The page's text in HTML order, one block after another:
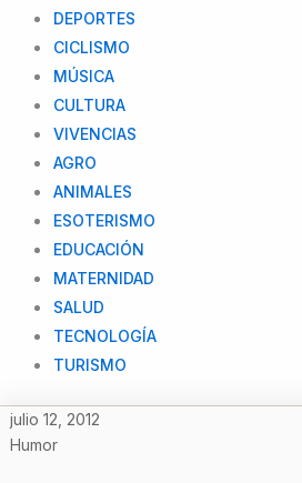
DEPORTES
CICLISMO
MÚSICA
CULTURA
VIVENCIAS
AGRO
ANIMALES
ESOTERISMO
EDUCACIÓN
MATERNIDAD
SALUD
TECNOLOGÍA
TURISMO
julio 12, 2012
Humor